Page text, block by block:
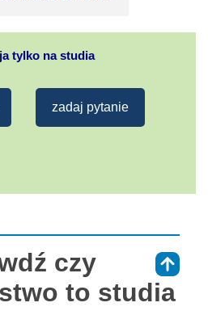
tylko na studia
zadaj pytanie
czy
to studia